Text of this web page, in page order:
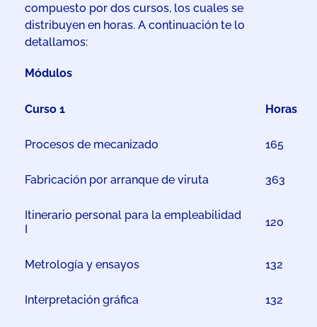
compuesto por dos cursos, los cuales se
distribuyen en horas. A continuación te lo
detallamos:
Módulos
Curso 1 Horas
Procesos de mecanizado 165
Fabricación por arranque de viruta 363
Itinerario personal para la empleabilidad
120
Metrología y ensayos 132
Interpretación gráfica 132